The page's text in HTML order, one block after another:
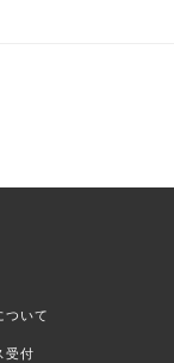
ついて
受付